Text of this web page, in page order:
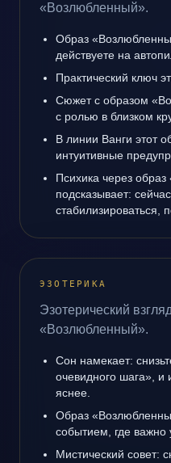
«Возлюбленный».
Образ
действуете на
Практический ключ
Сюжет с образом
с ролью в близком
В линии Ванги этот
интуитивные
Психика через
подсказывает:
стабилизироваться,
ЭЗОТЕРИКА
Эзотерический
«Возлюбленный».
Сон намекает:
очевидного шага», и
яснее.
Образ
событием, где важно
Мистический совет: